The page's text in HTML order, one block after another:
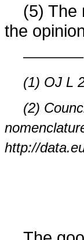
(5) The
the
––––––––
(1) OJ L
(2)
http://